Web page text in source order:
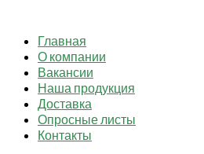
Главная
О компании
Вакансии
Наша продукция
Доставка
Опросные листы
Контакты